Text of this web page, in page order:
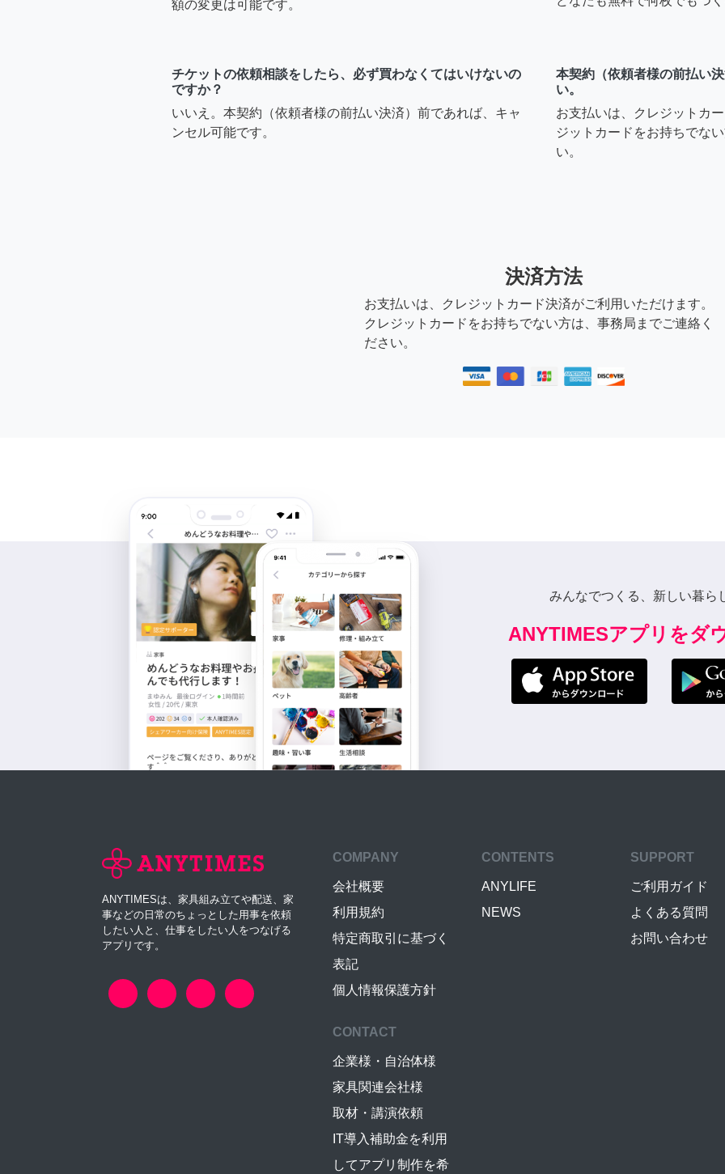
額の変更は可能です。
チケットの依頼相談をしたら、必ず買わなくてはいけないの
ですか？
いいえ。本契約（依頼者様の前払い決済）前であれば、キャ
ンセル可能です。
本契約（依頼者様の前払い
い。
お支払いは、クレジットカ
ジットカードをお持ちでな
い。
決済方法
お支払いは、クレジットカード決済がご利用いただけます。
クレジットカードをお持ちでない方は、事務局までご連絡く
ださい。
みんなでつくる、新しい暮ら
ANYTIMESアプリをダ
ANYTIMESは、家具組み立てや配送、家
事などの日常のちょっとした用事を依頼
したい人と、仕事をしたい人をつなげる
アプリです。
COMPANY
会社概要
利用規約
特定商取引に基づく
表記
個人情報保護方針
CONTENTS
ANYLIFE
NEWS
SUPPORT
ご利用ガイド
よくある質問
お問い合わせ
CONTACT
企業様・自治体様
家具関連会社様
取材・講演依頼
IT導入補助金を利用
してアプリ制作を希